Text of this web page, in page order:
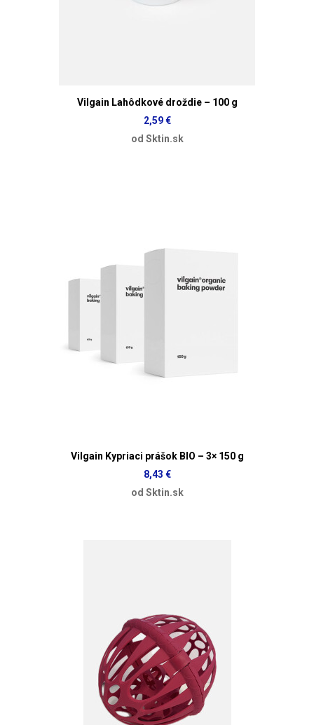
Vilgain Lahôdkové droždie – 100 g
2,59 €
od Sktin.sk
Vilgain Kypriaci prášok BIO – 3× 150 g
8,43 €
od Sktin.sk